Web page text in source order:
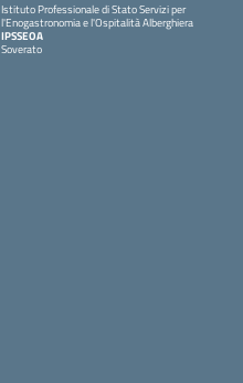
Istituto Professionale di Stato Servizi per
l'Enogastronomia e l'Ospitalità Alberghiera
IPSSEOA
Soverato